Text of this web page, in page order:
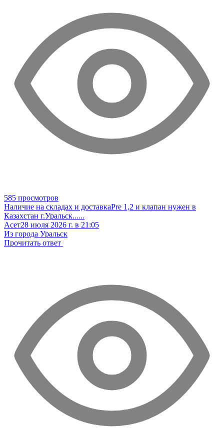
585 просмотров
Наличие на складах и доставкаPre 1,2 и клапан нужен в
Казахстан г.Уральск......
Асет28 июля 2026 г. в 21:05
Из города Уральск
Прочитать ответ